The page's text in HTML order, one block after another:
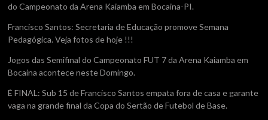
do Campeonato da Arena Kaiamba em Bocaina-PI.
Francisco Santos: Secretaria de Educação promove Semana
Pedagógica. Veja fotos de hoje !!!
Jogos das Semifinal do Campeonato FUT 7 da Arena Kaiamba em
Bocaina acontece neste Domingo.
É FINAL: Sub 15 de Francisco Santos empata fora de casa e garante
vaga na grande final da Copa do Sertão de Futebol de Base.